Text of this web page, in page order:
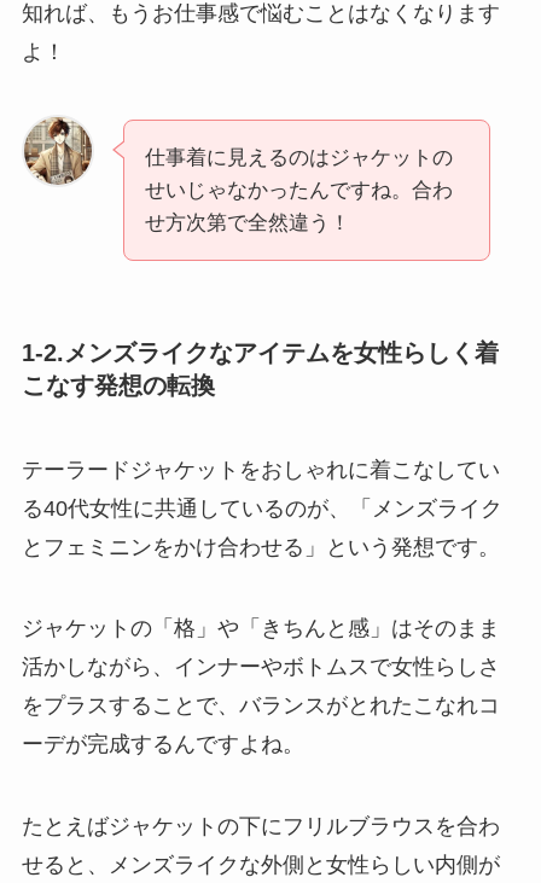
知れば、もうお仕事感で悩むことはなくなります
よ！
仕事着に見えるのはジャケットの
せいじゃなかったんですね。合わ
せ方次第で全然違う！
1-2.メンズライクなアイテムを女性らしく着
こなす発想の転換
テーラードジャケットをおしゃれに着こなしてい
る40代女性に共通しているのが、「メンズライク
とフェミニンをかけ合わせる」という発想です。
ジャケットの「格」や「きちんと感」はそのまま
活かしながら、インナーやボトムスで女性らしさ
をプラスすることで、バランスがとれたこなれコ
ーデが完成するんですよね。
たとえばジャケットの下にフリルブラウスを合わ
せると、メンズライクな外側と女性らしい内側が